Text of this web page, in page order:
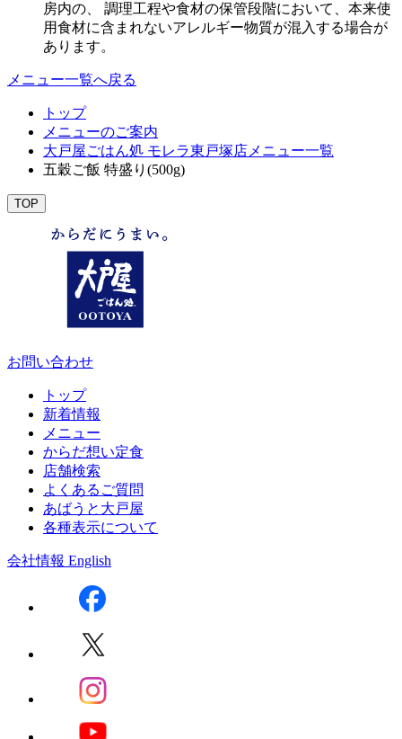
房内の、 調理工程や食材の保管段階において、本来使
用食材に含まれないアレルギー物質が混入する場合が
あります。
メニュー一覧へ戻る
トップ
メニューのご案内
大戸屋ごはん処 モレラ東戸塚店メニュー一覧
五穀ご飯 特盛り(500g)
TOP
お問い合わせ
トップ
新着情報
メニュー
からだ想い定食
店舗検索
よくあるご質問
あばうと大戸屋
各種表示について
会社情報 English